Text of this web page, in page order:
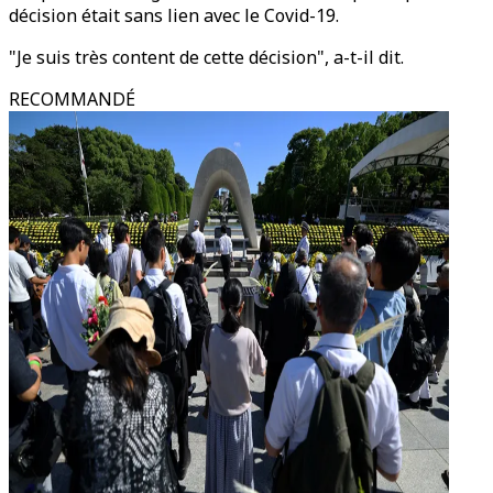
décision était sans lien avec le Covid-19.
"Je suis très content de cette décision", a-t-il dit.
RECOMMANDÉ